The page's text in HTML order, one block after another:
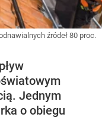
źródeł 80 proc.
Jednym
o obiegu